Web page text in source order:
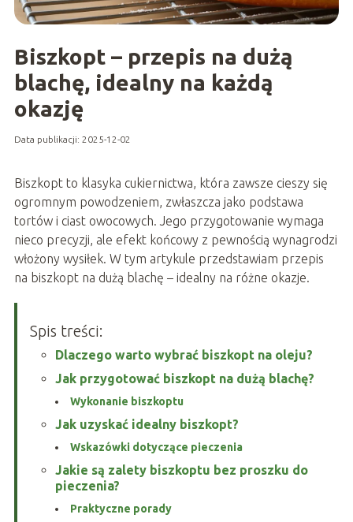
Biszkopt – przepis na dużą
blachę, idealny na każdą
okazję
Data publikacji: 2025-12-02
Biszkopt to klasyka cukiernictwa, która zawsze cieszy się
ogromnym powodzeniem, zwłaszcza jako podstawa
tortów i ciast owocowych. Jego przygotowanie wymaga
nieco precyzji, ale efekt końcowy z pewnością wynagrodzi
włożony wysiłek. W tym artykule przedstawiam przepis
na biszkopt na dużą blachę – idealny na różne okazje.
Spis treści:
Dlaczego warto wybrać biszkopt na oleju?
Jak przygotować biszkopt na dużą blachę?
Wykonanie biszkoptu
Jak uzyskać idealny biszkopt?
Wskazówki dotyczące pieczenia
Jakie są zalety biszkoptu bez proszku do
pieczenia?
Praktyczne porady